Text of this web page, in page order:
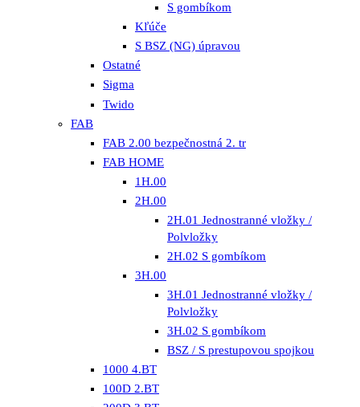
S gombíkom
Kľúče
S BSZ (NG) úpravou
Ostatné
Sigma
Twido
FAB
FAB 2.00 bezpečnostná 2. tr
FAB HOME
1H.00
2H.00
2H.01 Jednostranné vložky /
Polvložky
2H.02 S gombíkom
3H.00
3H.01 Jednostranné vložky /
Polvložky
3H.02 S gombíkom
BSZ / S prestupovou spojkou
1000 4.BT
100D 2.BT